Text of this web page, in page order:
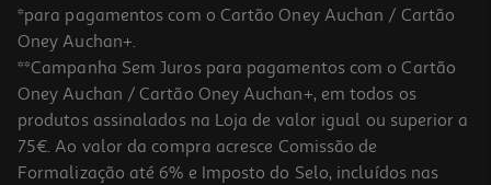
*para pagamentos com o Cartão Oney Auchan / Cartão
Oney Auchan+.
**Campanha Sem Juros para pagamentos com o Cartão
Oney Auchan / Cartão Oney Auchan+, em todos os
produtos assinalados na Loja de valor igual ou superior a
75€. Ao valor da compra acresce Comissão de
Formalização até 6% e Imposto do Selo, incluídos nas